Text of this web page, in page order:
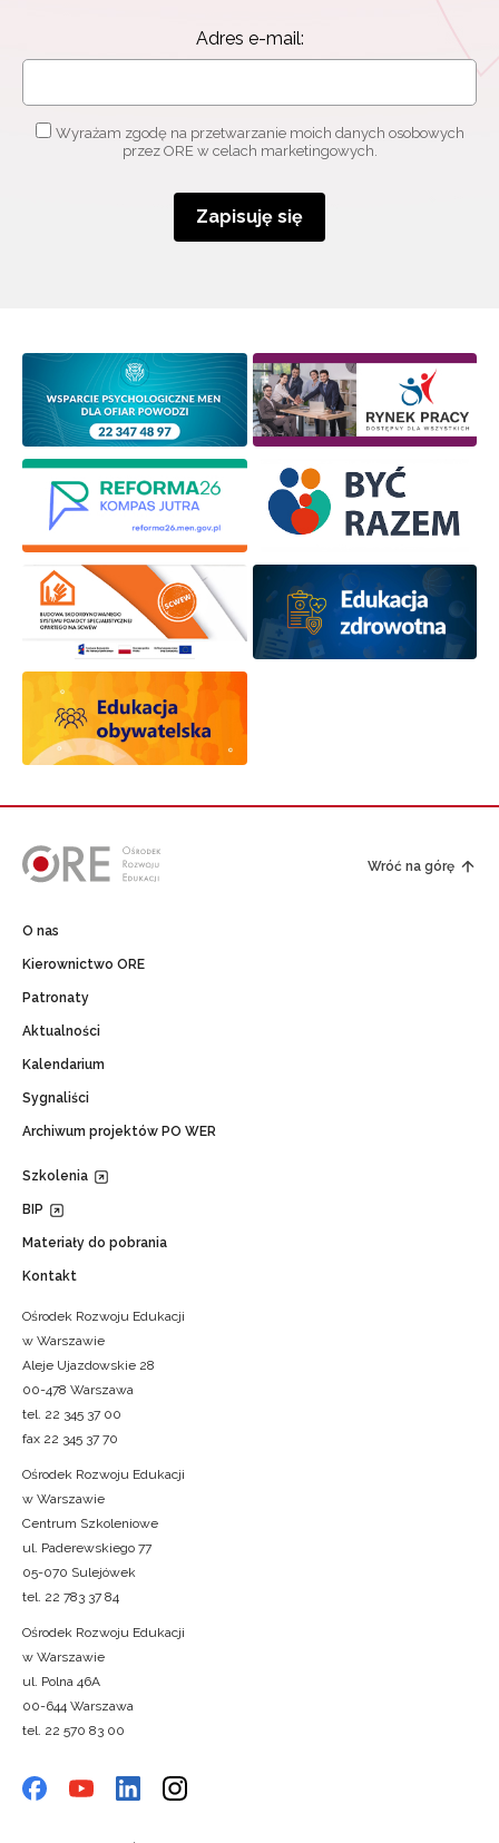
Adres e-mail:
Wyrażam zgodę na przetwarzanie moich danych osobowych
przez ORE w celach marketingowych.
Zapisuję się
Wróć na górę
O nas
Kierownictwo ORE
Patronaty
Aktualności
Kalendarium
Sygnaliści
Archiwum projektów PO WER
Szkolenia
BIP
Materiały do pobrania
Kontakt
Ośrodek Rozwoju Edukacji
w Warszawie
Aleje Ujazdowskie 28
00-478 Warszawa
tel. 22 345 37 00
fax 22 345 37 70
Ośrodek Rozwoju Edukacji
w Warszawie
Centrum Szkoleniowe
ul. Paderewskiego 77
05-070 Sulejówek
tel. 22 783 37 84
Ośrodek Rozwoju Edukacji
w Warszawie
ul. Polna 46A
00-644 Warszawa
tel. 22 570 83 00